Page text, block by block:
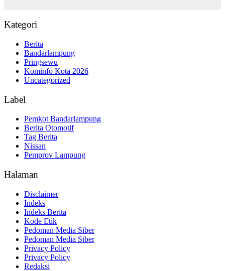
Kategori
Berita
Bandarlampung
Pringsewu
Kominfo Kota 2026
Uncategorized
Label
Pemkot Bandarlampung
Berita Otomotif
Tag Berita
Nissan
Pemprov Lampung
Halaman
Disclaimer
Indeks
Indeks Berita
Kode Etik
Pedoman Media Siber
Pedoman Media Siber
Privacy Policy
Privacy Policy
Redaksi